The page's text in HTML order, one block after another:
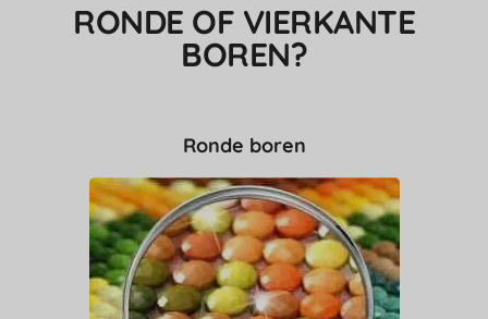
RONDE OF VIERKANTE
BOREN?
Ronde boren